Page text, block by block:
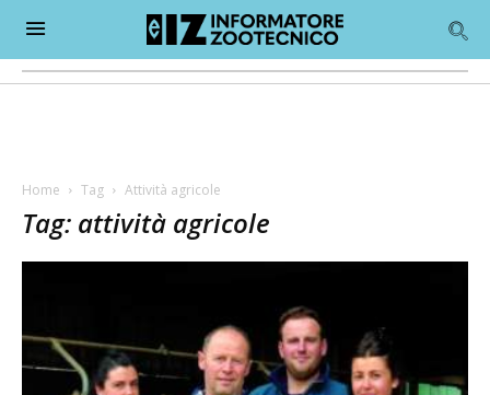
Home Tag Attività agricole
Tag: attività agricole